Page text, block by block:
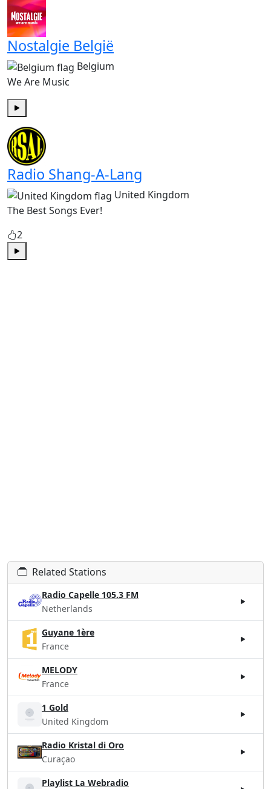
Nostalgie België
Belgium
We Are Music
Radio Shang-A-Lang
United Kingdom
The Best Songs Ever!
2
Play
Related Stations
Radio Capelle 105.3 FM
Netherlands
Guyane 1ère
France
MELODY
France
1 Gold
United Kingdom
Radio Kristal di Oro
Curaçao
Playlist La Webradio